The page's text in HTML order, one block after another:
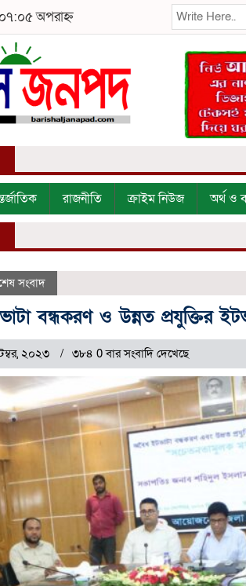
অপরাহ্ন
রাজনীতি ক্রাইম নিউজ অর্থ ও
সংবাদ
বন্ধকরণ ও উন্নত প্রযুক্তির
২০২৩ ৩৮৪ 0 বার সংবাদি দেখেছে